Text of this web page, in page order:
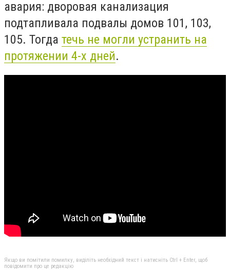
авария: дворовая канализация
подтапливала подвалы домов 101, 103,
105. Тогда течь не могли устранить на
протяжении 4-х дней.
Якщо ви помітили помилку, виділіть необхідний текст і натисніть Ctrl + Enter, щоб
повідомити про це редакцію